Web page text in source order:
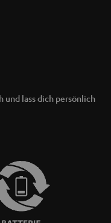
und lass dich persönlich